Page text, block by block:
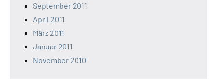
September 2011
April 2011
März 2011
Januar 2011
November 2010